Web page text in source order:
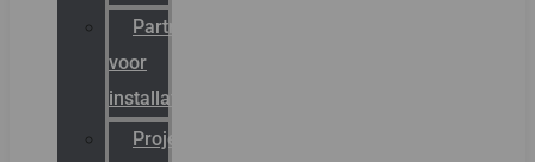
Partner
voor
installateurs
Projectreferenties